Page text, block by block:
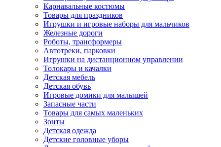
Карнавальные костюмы
Товары для праздников
Игрушки и игровые наборы для мальчиков
Железные дороги
Роботы, трансформеры
Автотреки, парковки
Игрушки на дистанционном управлении
Толокары и качалки
Детская мебель
Детская обувь
Игровые домики для малышей
Запасные части
Товары для самых маленьких
Зонты
Детская одежда
Детские головные уборы